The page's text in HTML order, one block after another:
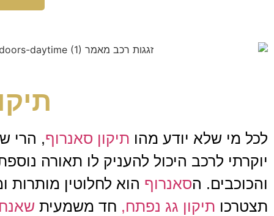
לכל מי שלא יודע מהו תיקון סאנרוף, הרי
יוקרתי לרכב היכול להעניק לו תאורה
והכוכבים. הסאנרוף הוא לחלוטין
תצטרכו תיקון גג נפתח, חד משמעית